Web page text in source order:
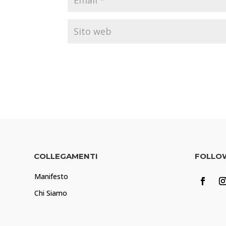
COLLEGAMENTI
Manifesto
Chi Siamo